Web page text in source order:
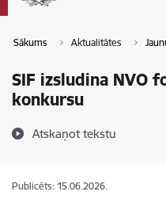
Sākums Aktualitātes
SIF izsludina NVO
konkursu
Atskaņot tekstu
Publicēts: 15.06.2026.